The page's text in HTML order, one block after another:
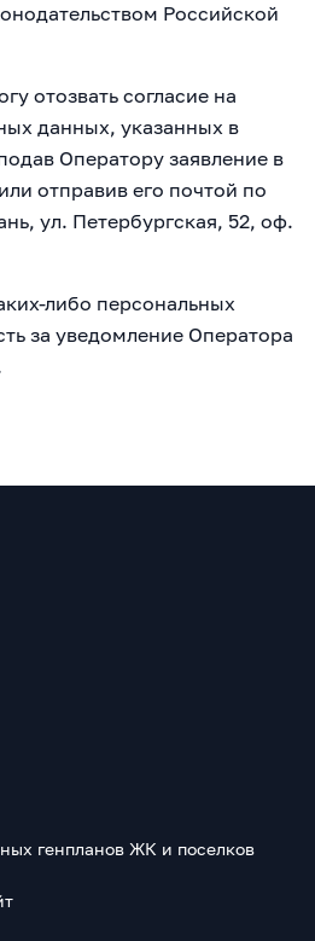
Российской
отозвать согласие на
данных, указанных в
Оператору заявление в
отправив его почтой по
ул. Петербургская, 52, оф.
либо персональных
за уведомление Оператора
генпланов ЖК и поселков